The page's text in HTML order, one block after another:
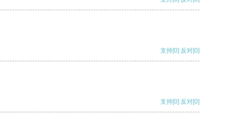
支持[0] 反对[0]
支持[0] 反对[0]